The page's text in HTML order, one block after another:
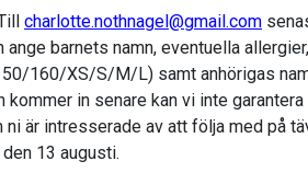
charlotte.nothnagel@gmail.com
ange barnets namn, eventuella
160/XS/S/M/L) samt anhörigas
kommer in senare kan vi inte
ni är intresserade av att följa med på
13 augusti.